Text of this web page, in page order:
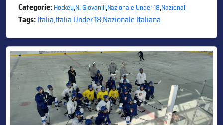
Categorie:Hockey,N. Giovanili,Nazionale Under 18,Nazionali
Tags:Italia,Italia Under 18,Nazionale Italiana